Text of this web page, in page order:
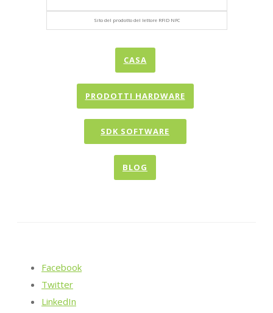
Sito del prodotto del lettore RFID NFC
CASA
PRODOTTI HARDWARE
SDK SOFTWARE
BLOG
Facebook
Twitter
LinkedIn